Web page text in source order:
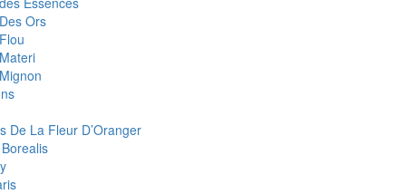
Ors
De La Fleur D’Oranger